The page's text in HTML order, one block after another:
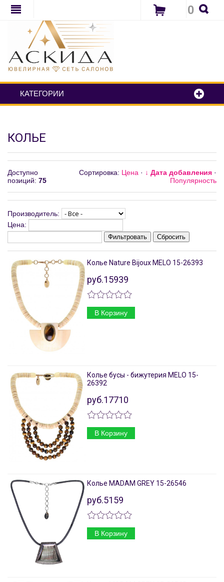
0
КАТЕГОРИИ
КОЛЬЕ
Доступно
позиций: 75
Сортировка: Цена · ↓ Дата добавления ·
Популярность
Производитель:
Цена:
Фильтровать Сбросить
Колье Nature Bijoux MELO 15-26393
руб.15939
В Корзину
Колье бусы - бижутерия MELO 15-
26392
руб.17710
В Корзину
Колье MADAM GREY 15-26546
руб.5159
В Корзину